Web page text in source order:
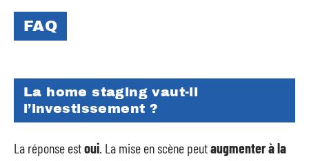
FAQ
La home staging vaut-il
l’investissement ?
La réponse estoui. La mise en scène peutaugmenter à la